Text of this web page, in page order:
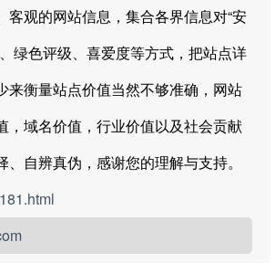
观的网站信息，集合各界信息对“安
绿色评级、喜爱度等方式，把站点详
来衡量站点价值当然不够准确，网站
，域名价值，行业价值以及社会贡献
自辨真伪，感谢您的理解与支持。